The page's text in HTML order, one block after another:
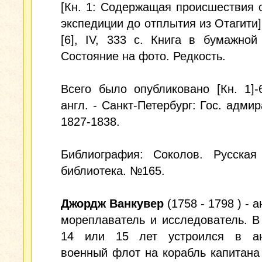
[Кн. 1: Содержащая происшествия
экспедиции до отплытия из
[6], IV, 333 с. Книга в бумажной
Состояние на фото. Редкость.
Всего было опубликовано [Кн.
англ. - Санкт-Петербург: Гос.
1827-1838.
Библиография: Соколов.
библиотека. №165.
Джордж Ванкувер (1758 - 1798 ) -
мореплаватель и исследователь. В
14 или 15 лет устроился в
военный флот на корабль